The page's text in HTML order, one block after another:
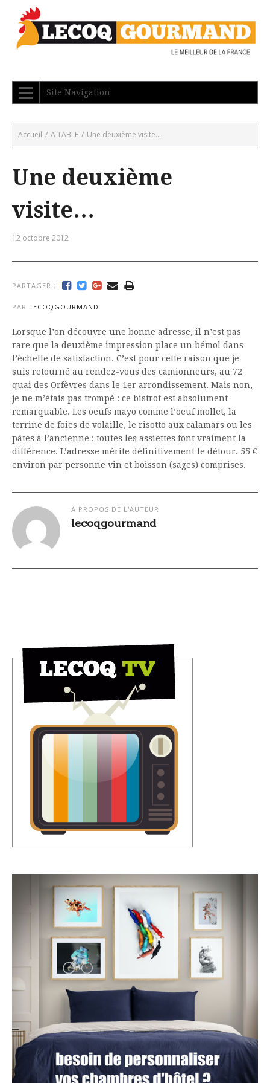
Site Navigation
Accueil / A TABLE / Une deuxième visite…
Une deuxième
visite…
12 octobre 2012
PARTAGER :
PAR LECOQGOURMAND
Lorsque l’on découvre une bonne adresse, il n’est pas
rare que la deuxième impression place un bémol dans
l’échelle de satisfaction. C’est pour cette raison que je
suis retourné au rendez-vous des camionneurs, au 72
quai des Orfèvres dans le 1er arrondissement. Mais non,
je ne m’étais pas trompé : ce bistrot est absolument
remarquable. Les oeufs mayo comme l’oeuf mollet, la
terrine de foies de volaille, le risotto aux calamars ou les
pâtes à l’ancienne : toutes les assiettes font vraiment la
différence. L’adresse mérite définitivement le détour. 55 €
environ par personne vin et boisson (sages) comprises.
A PROPOS DE L'AUTEUR
lecoqgourmand